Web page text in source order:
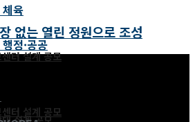
육
정·공공
터 설계 공모
터 설계 공모
없는 열린 정원으로 조성